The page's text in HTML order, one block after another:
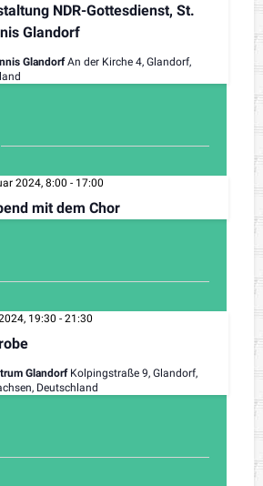
NDR-Gottesdienst, St.
Glandorf
GlandorfAn der Kirche 4, Glandorf,
mit dem Chor
2024, 8:00 - 17:00
19:30 - 21:30
Glandorf Kolpingstraße 9, Glandorf,
Deutschland